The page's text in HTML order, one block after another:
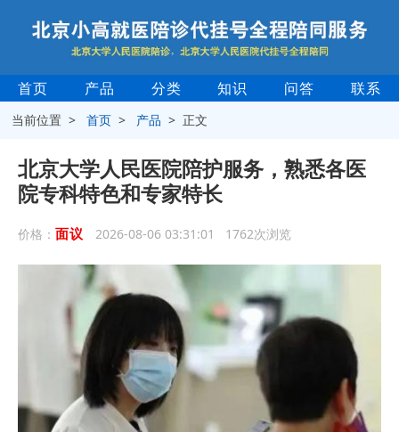
首页 产品 分类 知识 问答 联系
当前位置 >首页 > 产品 > 正文
北京大学人民医院陪护服务，熟悉各医
院专科特色和专家特长
价格： 面议 2026-08-06 03:31:01 1762次浏览